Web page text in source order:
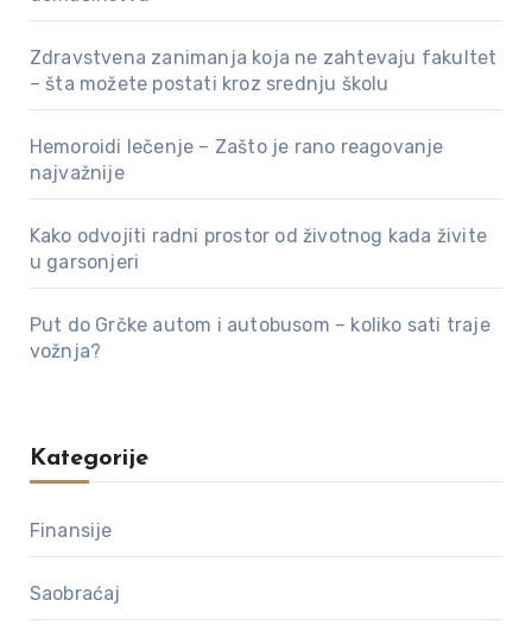
Zdravstvena zanimanja koja ne zahtevaju fakultet
– šta možete postati kroz srednju školu
Hemoroidi lečenje – Zašto je rano reagovanje
najvažnije
Kako odvojiti radni prostor od životnog kada živite
u garsonjeri
Put do Grčke autom i autobusom – koliko sati traje
vožnja?
Kategorije
Finansije
Saobraćaj